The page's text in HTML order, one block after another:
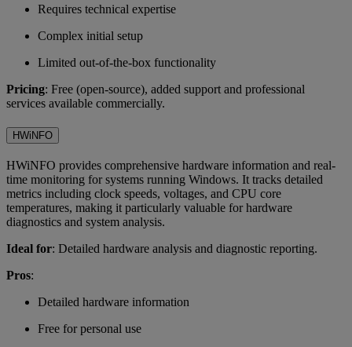
Requires technical expertise
Complex initial setup
Limited out-of-the-box functionality
Pricing: Free (open-source), added support and professional
services available commercially.
HWiNFO
HWiNFO provides comprehensive hardware information and real-
time monitoring for systems running Windows. It tracks detailed
metrics including clock speeds, voltages, and CPU core
temperatures, making it particularly valuable for hardware
diagnostics and system analysis.
Ideal for: Detailed hardware analysis and diagnostic reporting.
Pros:
Detailed hardware information
Free for personal use